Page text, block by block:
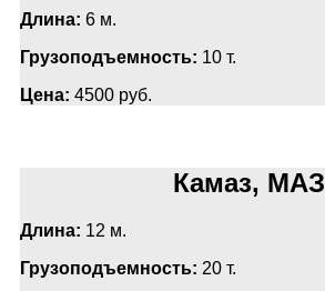
Длина: 6 м.
Грузоподъемность: 10 т.
Цена: 4500 руб.
Камаз, МАЗ
Длина: 12 м.
Грузоподъемность: 20 т.